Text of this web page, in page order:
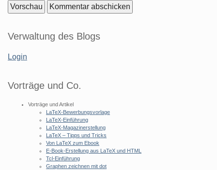
Seitenleiste
Verwaltung des Blogs
Login
Vorträge und Co.
Vorträge und Artikel
LaTeX-Bewerbungsvorlage
LaTeX-Einführung
LaTeX-Magazinerstellung
LaTeX – Tipps und Tricks
Von LaTeX zum Ebook
E-Book-Erstellung aus LaTeX und HTML
Tcl-Einführung
Graphen zeichnen mit dot